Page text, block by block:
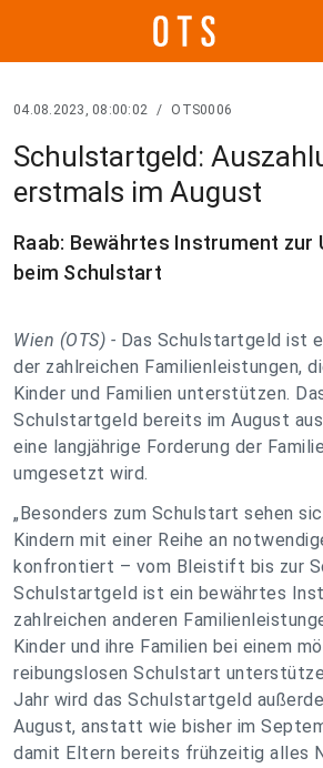
04.08.2023, 08:00:02 / OTS0006
Schulstartgeld:
erstmals im August
Raab: Bewährtes Instrument
beim Schulstart
Wien (OTS) - Das Schulstartgeld ist
der zahlreichen Familienleistungen,
Kinder und Familien unterstützen.
Schulstartgeld bereits im August
eine langjährige Forderung der
umgesetzt wird.
„Besonders zum Schulstart sehen
Kindern mit einer Reihe an
konfrontiert – vom Bleistift bis zur
Schulstartgeld ist ein bewährtes
zahlreichen anderen
Kinder und ihre Familien bei einem
reibungslosen Schulstart
Jahr wird das Schulstartgeld
August, anstatt wie bisher im
damit Eltern bereits frühzeitig alles